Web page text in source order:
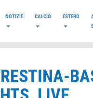
NOTIZIE CALCIO ESTERO